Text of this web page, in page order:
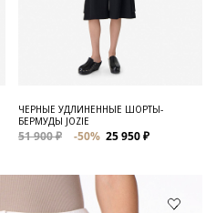
ЧЕРНЫЕ УДЛИНЕННЫЕ ШОРТЫ-
БЕРМУДЫ JOZIE
51 900 ₽ -50% 25 950 ₽